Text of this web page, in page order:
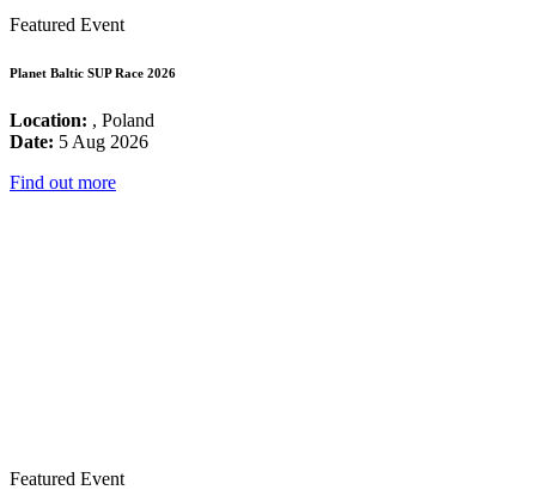
Featured Event
Planet Baltic SUP Race 2026
Location: , Poland
Date: 5 Aug 2026
Find out more
Featured Event